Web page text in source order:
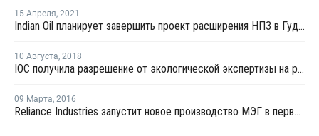
15 Апреля, 2021
Indian Oil планирует завершить проект расширения НПЗ в Гуджарате к октябрю 2024 года
10 Августа, 2018
IOC получила разрешение от экологической экспертизы на расширение мощностей комплекса в Панипат
09 Марта, 2016
Reliance Industries запустит новое производство МЭГ в первом квартале 2017 года